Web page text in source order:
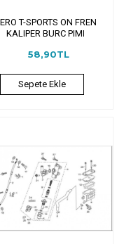
T-SPORTS ON FREN
KALIPER BURC PIMI
58,90TL
Sepete Ekle